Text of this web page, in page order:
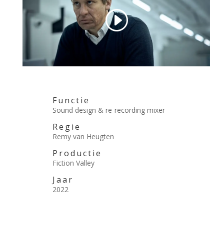
Functie
Sound design & re-recording mixer
Regie
Remy van Heugten
Productie
Fiction Valley
Jaar
2022